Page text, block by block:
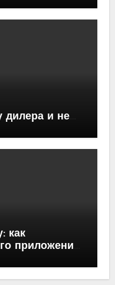
дилера и не
как
приложения